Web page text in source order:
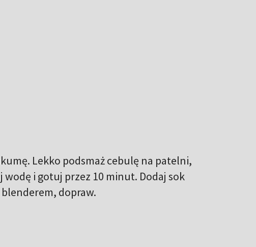
Lekko podsmaż cebulę na patelni,
i gotuj przez 10 minut. Dodaj sok
dopraw.